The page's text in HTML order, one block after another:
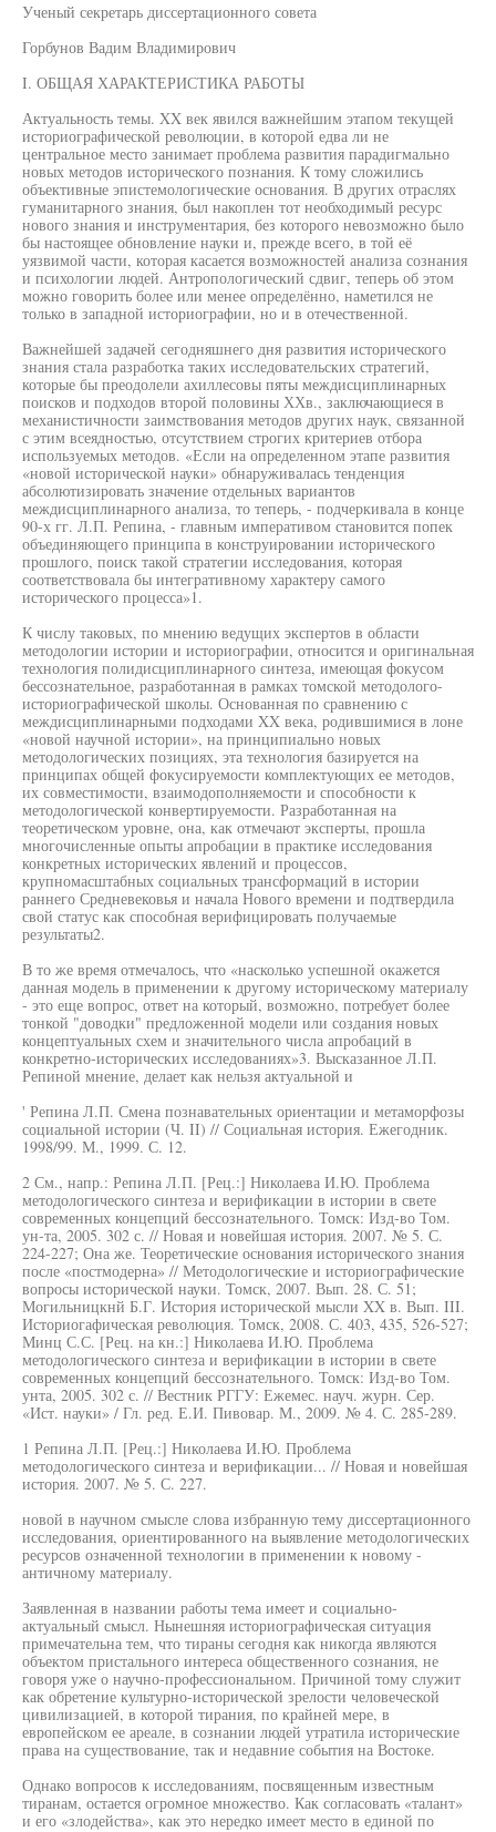
Ученый секретарь диссертационного совета
Горбунов Вадим Владимирович
I. ОБЩАЯ ХАРАКТЕРИСТИКА РАБОТЫ
Актуальность темы. XX век явился важнейшим этапом текущей
историографической революции, в которой едва ли не
центральное место занимает проблема развития парадигмально
новых методов исторического познания. К тому сложились
объективные эпистемологические основания. В других отраслях
гуманитарного знания, был накоплен тот необходимый ресурс
нового знания и инструментария, без которого невозможно было
бы настоящее обновление науки и, прежде всего, в той её
уязвимой части, которая касается возможностей анализа сознания
и психологии людей. Антропологический сдвиг, теперь об этом
можно говорить более или менее определённо, наметился не
только в западной историографии, но и в отечественной.
Важнейшей задачей сегодняшнего дня развития исторического
знания стала разработка таких исследовательских стратегий,
которые бы преодолели ахиллесовы пяты междисциплинарных
поисков и подходов второй половины ХХв., заключающиеся в
механистичности заимствования методов других наук, связанной
с этим всеядностью, отсутствием строгих критериев отбора
используемых методов. «Если на определенном этапе развития
«новой исторической науки» обнаруживалась тенденция
абсолютизировать значение отдельных вариантов
междисциплинарного анализа, то теперь, - подчеркивала в конце
90-х гг. Л.П. Репина, - главным императивом становится попек
объединяющего принципа в конструировании исторического
прошлого, поиск такой стратегии исследования, которая
соответствовала бы интегративному характеру самого
исторического процесса»1.
К числу таковых, по мнению ведущих экспертов в области
методологии истории и историографии, относится и оригинальная
технология полидисциплинарного синтеза, имеющая фокусом
бессознательное, разработанная в рамках томской методолого-
историографической школы. Основанная по сравнению с
междисциплинарными подходами XX века, родившимися в лоне
«новой научной истории», на принципиально новых
методологических позициях, эта технология базируется на
принципах общей фокусируемости комплектующих ее методов,
их совместимости, взаимодополняемости и способности к
методологической конвертируемости. Разработанная на
теоретическом уровне, она, как отмечают эксперты, прошла
многочисленные опыты апробации в практике исследования
конкретных исторических явлений и процессов,
крупномасштабных социальных трансформаций в истории
раннего Средневековья и начала Нового времени и подтвердила
свой статус как способная верифицировать получаемые
результаты2.
В то же время отмечалось, что «насколько успешной окажется
данная модель в применении к другому историческому материалу
- это еще вопрос, ответ на который, возможно, потребует более
тонкой "доводки" предложенной модели или создания новых
концептуальных схем и значительного числа апробаций в
конкретно-исторических исследованиях»3. Высказанное Л.П.
Репиной мнение, делает как нельзя актуальной и
' Репина Л.П. Смена познавательных ориентации и метаморфозы
социальной истории (Ч. II) // Социальная история. Ежегодник.
1998/99. М., 1999. С. 12.
2 См., напр.: Репина Л.П. [Рец.:] Николаева И.Ю. Проблема
методологического синтеза и верификации в истории в свете
современных концепций бессознательного. Томск: Изд-во Том.
ун-та, 2005. 302 с. // Новая и новейшая история. 2007. № 5. С.
224-227; Она же. Теоретические основания исторического знания
после «постмодерна» // Методологические и историографические
вопросы исторической науки. Томск, 2007. Вып. 28. С. 51;
Могильницкнй Б.Г. История исторической мысли XX в. Вып. III.
Историогафическая революция. Томск, 2008. С. 403, 435, 526-527;
Минц С.С. [Рец. на кн.:] Николаева И.Ю. Проблема
методологического синтеза и верификации в истории в свете
современных концепций бессознательного. Томск: Изд-во Том.
унта, 2005. 302 с. // Вестник РГГУ: Ежемес. науч. журн. Сер.
«Ист. науки» / Гл. ред. Е.И. Пивовар. М., 2009. № 4. С. 285-289.
1 Репина Л.П. [Рец.:] Николаева И.Ю. Проблема
методологического синтеза и верификации... // Новая и новейшая
история. 2007. № 5. С. 227.
новой в научном смысле слова избранную тему диссертационного
исследования, ориентированного на выявление методологических
ресурсов означенной технологии в применении к новому -
античному материалу.
Заявленная в названии работы тема имеет и социально-
актуальный смысл. Нынешняя историографическая ситуация
примечательна тем, что тираны сегодня как никогда являются
объектом пристального интереса общественного сознания, не
говоря уже о научно-профессиональном. Причиной тому служит
как обретение культурно-исторической зрелости человеческой
цивилизацией, в которой тирания, по крайней мере, в
европейском ее ареале, в сознании людей утратила исторические
права на существование, так и недавние события на Востоке.
Однако вопросов к исследованиям, посвященным известным
тиранам, остается огромное множество. Как согласовать «талант»
и его «злодейства», как это нередко имеет место в единой по